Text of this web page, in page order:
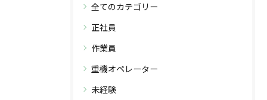
全てのカテゴリー
正社員
作業員
重機オペレーター
未経験